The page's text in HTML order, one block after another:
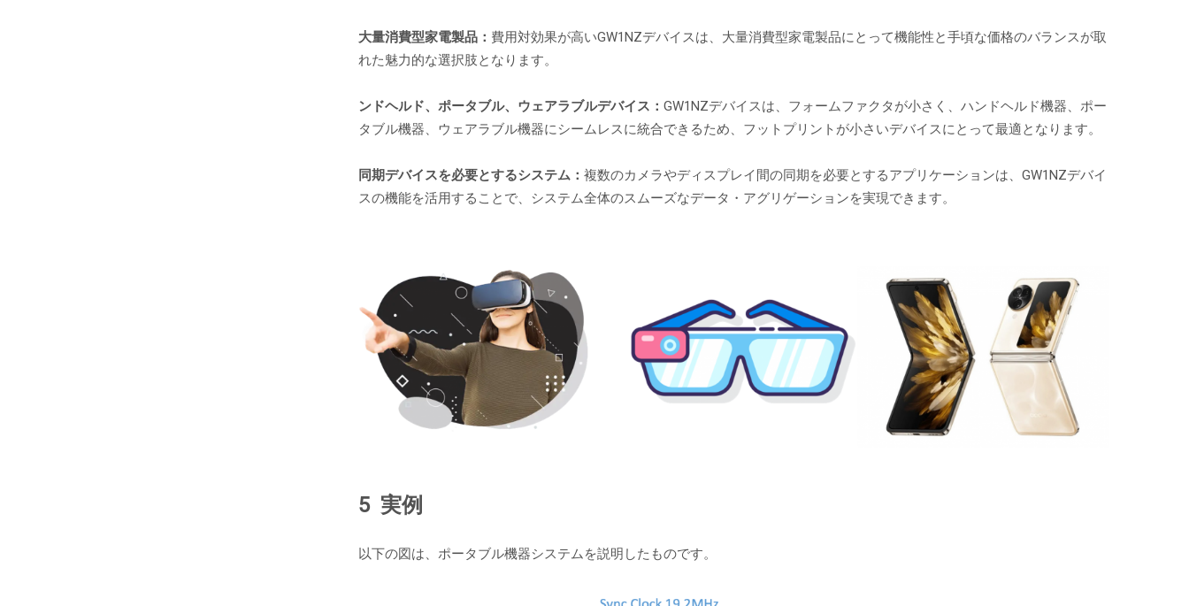
大量消費型家電製品： 費用対効果が高いGW1NZデバイスは、大量消費型家電製品にとって機能性と手頃な価格のバランスが取
れた魅力的な選択肢となります。
ンドヘルド、ポータブル、ウェアラブルデバイス： GW1NZデバイスは、フォームファクタが小さく、ハンドヘルド機器、ポー
タブル機器、ウェアラブル機器にシームレスに統合できるため、フットプリントが小さいデバイスにとって最適となります。
同期デバイスを必要とするシステム： 複数のカメラやディスプレイ間の同期を必要とするアプリケーションは、GW1NZデバイ
スの機能を活用することで、システム全体のスムーズなデータ・アグリゲーションを実現できます。
5 実例
以下の図は、ポータブル機器システムを説明したものです。